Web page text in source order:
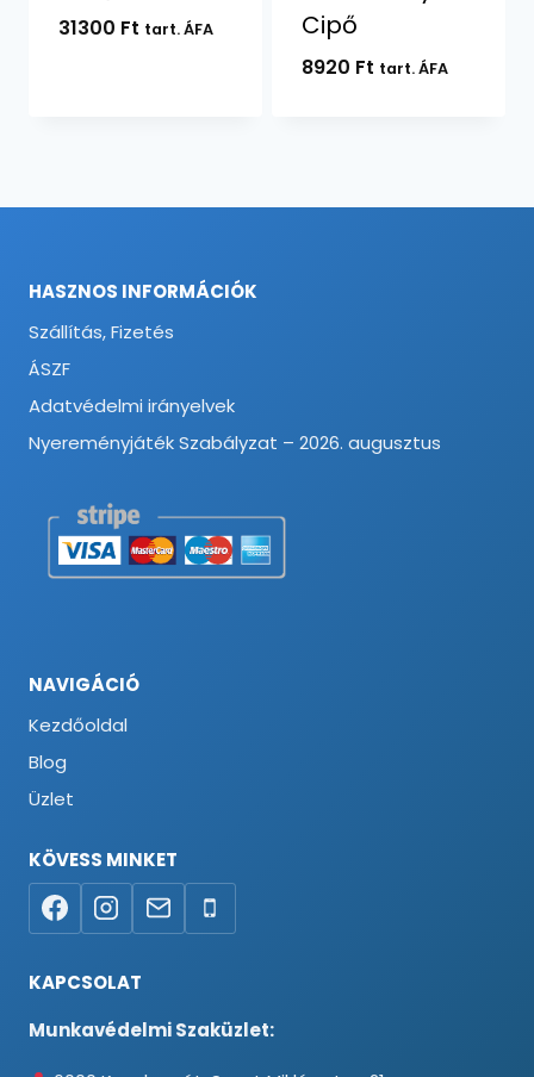
31300 Ft tart. ÁFA
Cipő
8920 Ft tart. ÁFA
HASZNOS INFORMÁCIÓK
Szállítás, Fizetés
ÁSZF
Adatvédelmi irányelvek
Nyereményjáték Szabályzat – 2026. augusztus
NAVIGÁCIÓ
Kezdőoldal
Blog
Üzlet
KÖVESS MINKET
KAPCSOLAT
Munkavédelmi Szaküzlet: